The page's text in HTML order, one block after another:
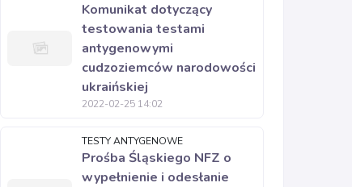
Komunikat dotyczący
testowania testami
antygenowymi
cudzoziemców narodowości
ukraińskiej
2022-02-25 14:02
TESTY ANTYGENOWE
Prośba Śląskiego NFZ o
wypełnienie i odesłanie